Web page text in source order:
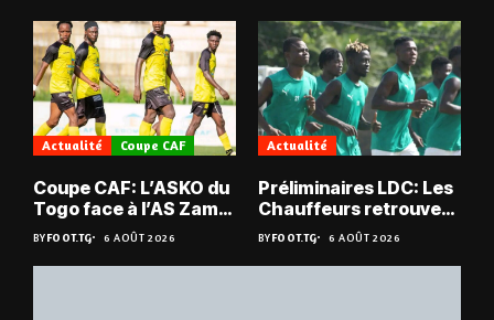
Actualité Coupe CAF
Coupe CAF: L’ASKO du
Togo face à l’AS Zam
du Niger
BYFOOT.TG 6 AOÛT 2026
Actualité
Préliminaires LDC: Les
Chauffeurs retrouvent
les Mimos
BYFOOT.TG 6 AOÛT 2026